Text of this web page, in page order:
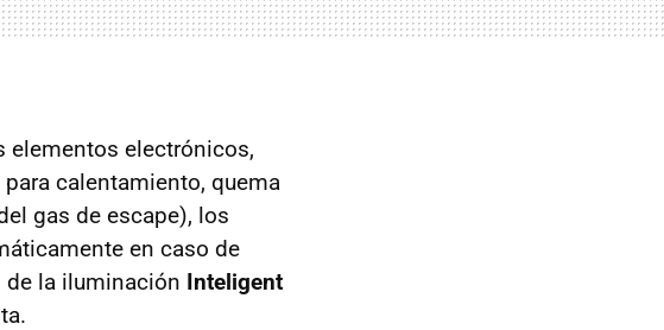
elementos electrónicos,
calentamiento, quema
gas de escape), los
en caso de
la iluminación Inteligent